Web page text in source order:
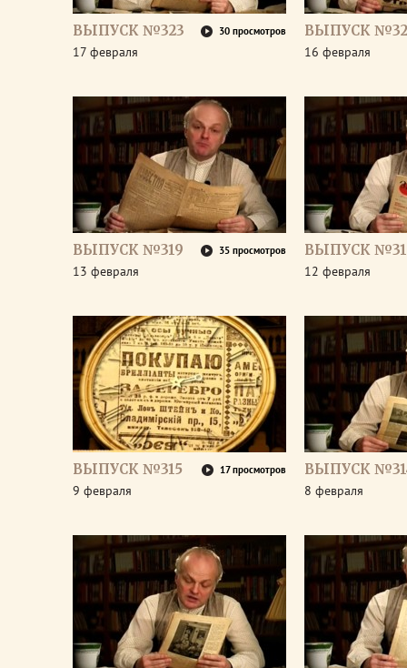
ВЫПУСК №323 30 просмотров
17 февраля
ВЫПУСК
16 февраля
ВЫПУСК №319 35 просмотров
13 февраля
ВЫПУСК
12 февраля
ВЫПУСК №315 17 просмотров
9 февраля
ВЫПУСК
8 февраля